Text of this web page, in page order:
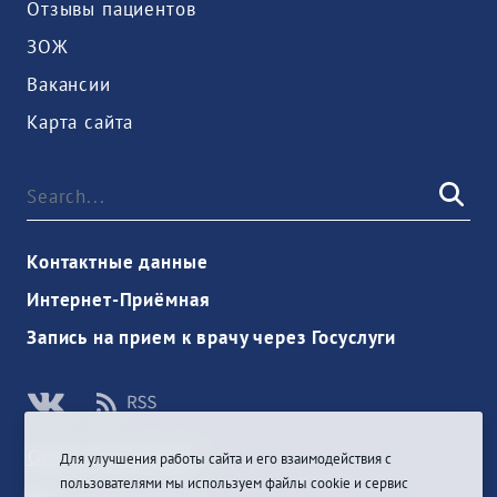
Отзывы пациентов
ЗОЖ
Вакансии
Карта сайта
Контактные данные
Интернет-Приёмная
Запись на прием к врачу через Госуслуги
Ouvrir une session
Для улучшения работы сайта и его взаимодействия с
пользователями мы используем файлы cookie и сервис